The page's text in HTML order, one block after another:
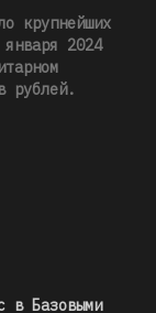
крупнейших
2024
рублей.
в Базовыми